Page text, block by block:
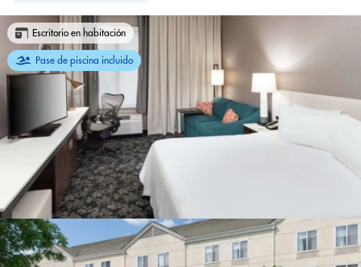
Escritorio en habitación
Pase de piscina incluido